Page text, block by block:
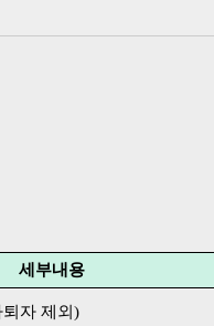
세부내용
자 제외)